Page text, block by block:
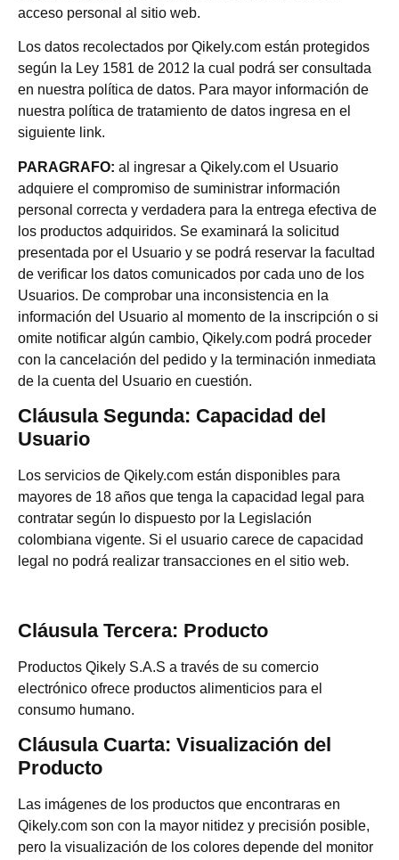
acceso personal al sitio web.
Los datos recolectados por Qikely.com están protegidos
según la Ley 1581 de 2012 la cual podrá ser consultada
en nuestra política de datos. Para mayor información de
nuestra política de tratamiento de datos ingresa en el
siguiente link.
PARAGRAFO: al ingresar a Qikely.com el Usuario
adquiere el compromiso de suministrar información
personal correcta y verdadera para la entrega efectiva de
los productos adquiridos. Se examinará la solicitud
presentada por el Usuario y se podrá reservar la facultad
de verificar los datos comunicados por cada uno de los
Usuarios. De comprobar una inconsistencia en la
información del Usuario al momento de la inscripción o si
omite notificar algún cambio, Qikely.com podrá proceder
con la cancelación del pedido y la terminación inmediata
de la cuenta del Usuario en cuestión.
Cláusula Segunda: Capacidad del
Usuario
Los servicios de Qikely.com están disponibles para
mayores de 18 años que tenga la capacidad legal para
contratar según lo dispuesto por la Legislación
colombiana vigente. Si el usuario carece de capacidad
legal no podrá realizar transacciones en el sitio web.
Cláusula Tercera: Producto
Productos Qikely S.A.S a través de su comercio
electrónico ofrece productos alimenticios para el
consumo humano.
Cláusula Cuarta: Visualización del
Producto
Las imágenes de los productos que encontraras en
Qikely.com son con la mayor nitidez y precisión posible,
pero la visualización de los colores depende del monitor